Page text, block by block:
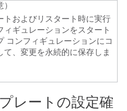
）
トおよびリスタート時に実行
ィギュレーションをスタート
コンフィギュレーションにコ
て、変更を永続的に保存しま
レートの設定確